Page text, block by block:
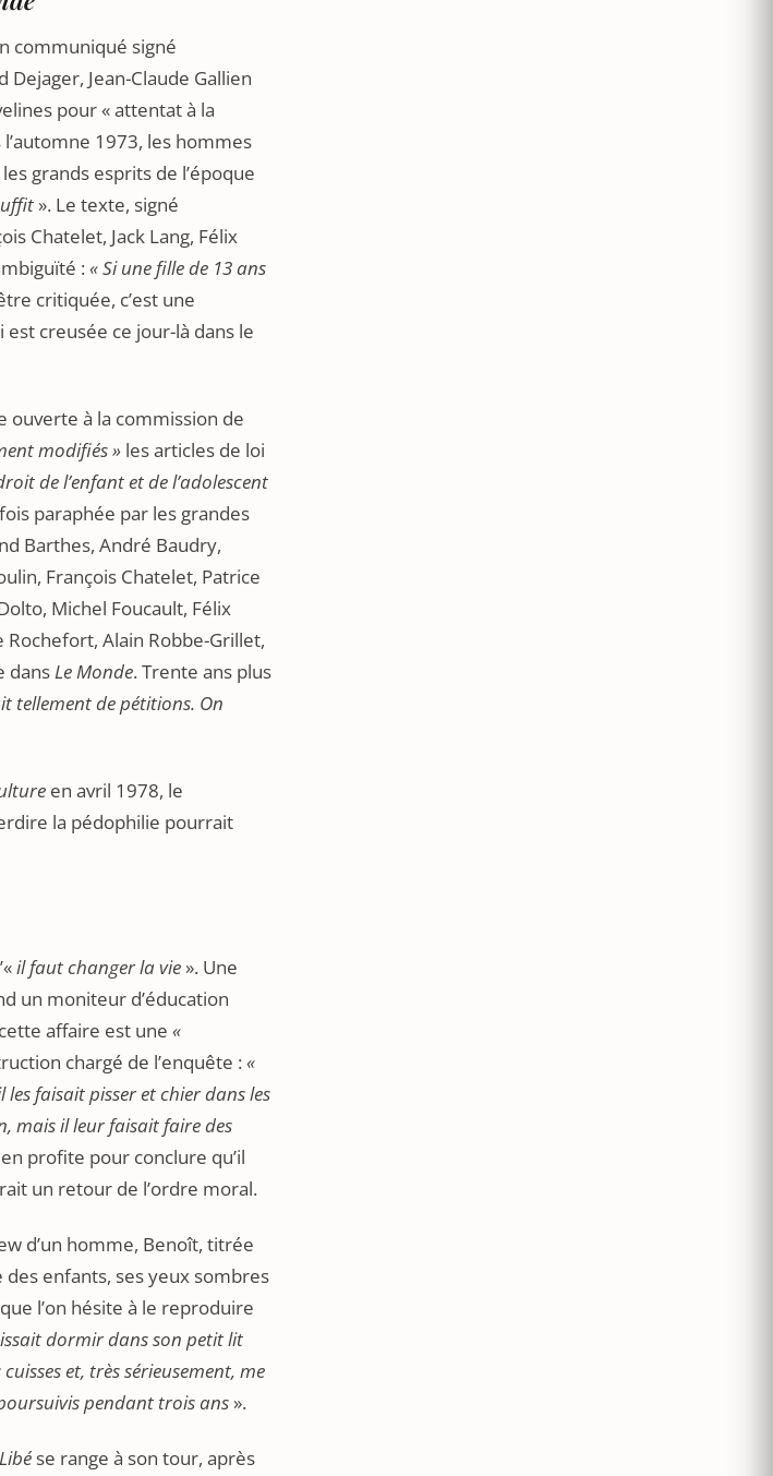
communiqué signé
Jean-Claude Gallien
pour « attentat à la
1973, les hommes
grands esprits de l’époque
». Le texte, signé
Chatelet, Jack Lang, Félix
:« Si une fille de 13 ans
critiquée, c’est une
creusée ce jour-là dans le
ouverte à la commission de
modifiés » les articles de loi
de l’enfant et de l’adolescent
paraphée par les grandes
Barthes, André Baudry,
François Chatelet, Patrice
Michel Foucault, Félix
Alain Robbe-Grillet,
dansLe Monde. Trente ans plus
tellement de pétitions. On
en avril 1978, le
la pédophilie pourrait
il faut changer la vie ». Une
un moniteur d’éducation
affaire est une «
chargé de l’enquête :«
les faisait pisser et chier dans les
mais il leur faisait faire des
profite pour conclure qu’il
un retour de l’ordre moral.
d’un homme, Benoît, titrée
des enfants, ses yeux sombres
l’on hésite à le reproduire
dormir dans son petit lit
et, très sérieusement, me
pendant trois ans ».
Libé se range à son tour, après